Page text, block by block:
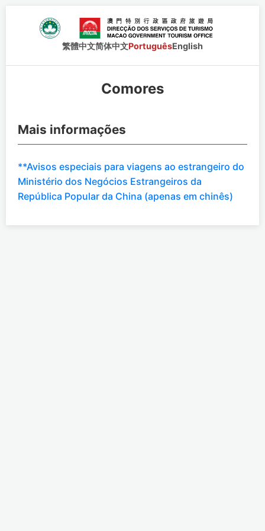
繁體中文简体中文PortuguêsEnglish
Comores
Mais informações
**Avisos especiais para viagens ao estrangeiro do
Ministério dos Negócios Estrangeiros da
República Popular da China (apenas em chinês)